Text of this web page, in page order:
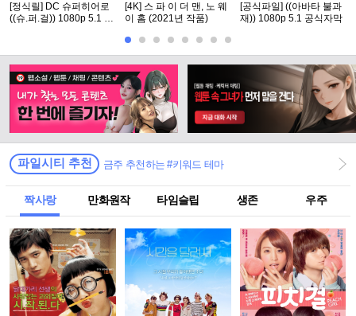
[정식릴] DC 슈퍼히어로
((슈.퍼.걸)) 1080p 5.1 공
[4K] 스 파 이 더 맨, 노 웨
이 홈 (2021년 작품)
[공식파일] ((아바타 불과
재)) 1080p 5.1 공식자막
파일시티 추천 금주 추천하는 #키워드 테마
짝사랑 만화원작 타임슬립 생존 우주